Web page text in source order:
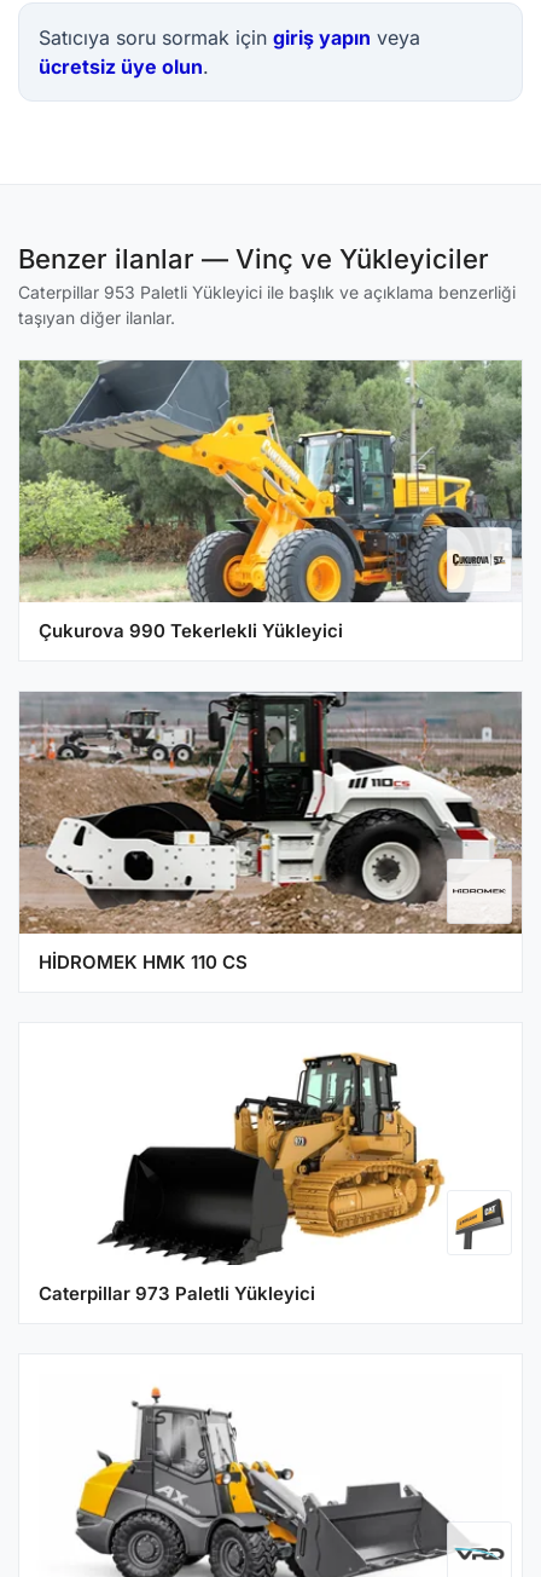
Satıcıya soru sormak için giriş yapın veya
ücretsiz üye olun.
Benzer ilanlar — Vinç ve Yükleyiciler
Caterpillar 953 Paletli Yükleyici ile başlık ve açıklama benzerliği
taşıyan diğer ilanlar.
Çukurova 990 Tekerlekli Yükleyici
HİDROMEK HMK 110 CS
Caterpillar 973 Paletli Yükleyici